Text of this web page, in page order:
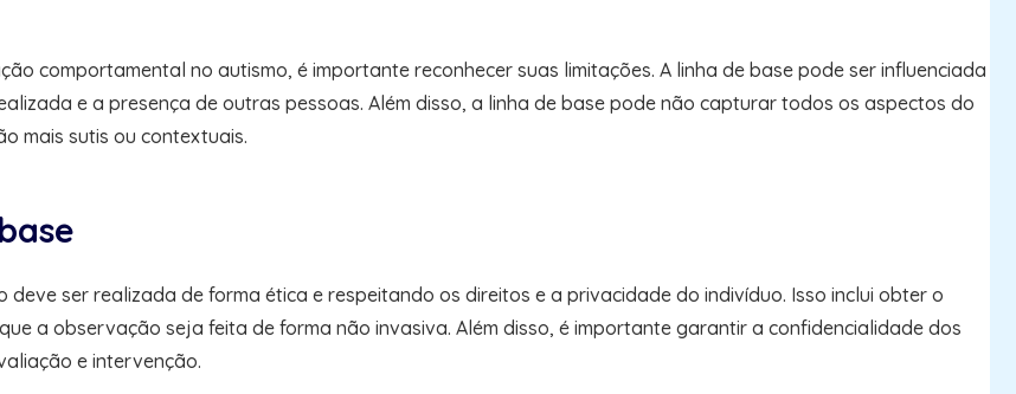
comportamental no autismo, é importante reconhecer suas limitações. A linha de base pode ser influenciada
e a presença de outras pessoas. Além disso, a linha de base pode não capturar todos os aspectos do
mais sutis ou contextuais.
ser realizada de forma ética e respeitando os direitos e a privacidade do indivíduo. Isso inclui obter o
a observação seja feita de forma não invasiva. Além disso, é importante garantir a confidencialidade dos
e intervenção.